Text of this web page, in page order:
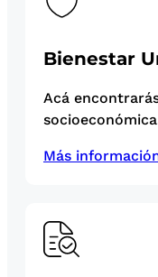
Bienestar
Acá
Más